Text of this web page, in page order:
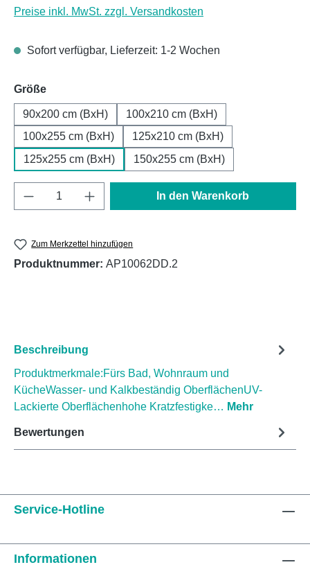
Preise inkl. MwSt. zzgl. Versandkosten
Sofort verfügbar, Lieferzeit: 1-2 Wochen
Größeauswählen
90x200 cm (BxH)
100x210 cm (BxH)
100x255 cm (BxH)
125x210 cm (BxH)
125x255 cm (BxH)
150x255 cm (BxH)
Produkt Anzahl: Gib den gewünschten
In den Warenkorb
Zum Merkzettel hinzufügen
Produktnummer: AP10062DD.2
Beschreibung
Produktmerkmale:Fürs Bad, Wohnraum und
KücheWasser- und Kalkbeständig OberflächenUV-
Lackierte Oberflächenhohe Kratzfestigke… Mehr
Bewertungen
Service-Hotline
Informationen